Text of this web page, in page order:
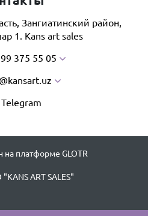
Зангиатинский район,
1. Kans art sales
375 55 05
Telegram
на платформе GLOTR
ART SALES"